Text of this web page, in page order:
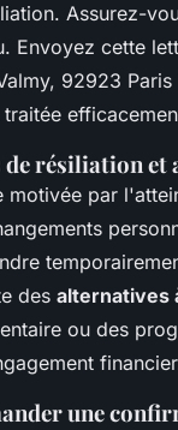
Assurez-
Envoyez cette
92923
de résiliation et
motivée par
des alternatives
ou des
une